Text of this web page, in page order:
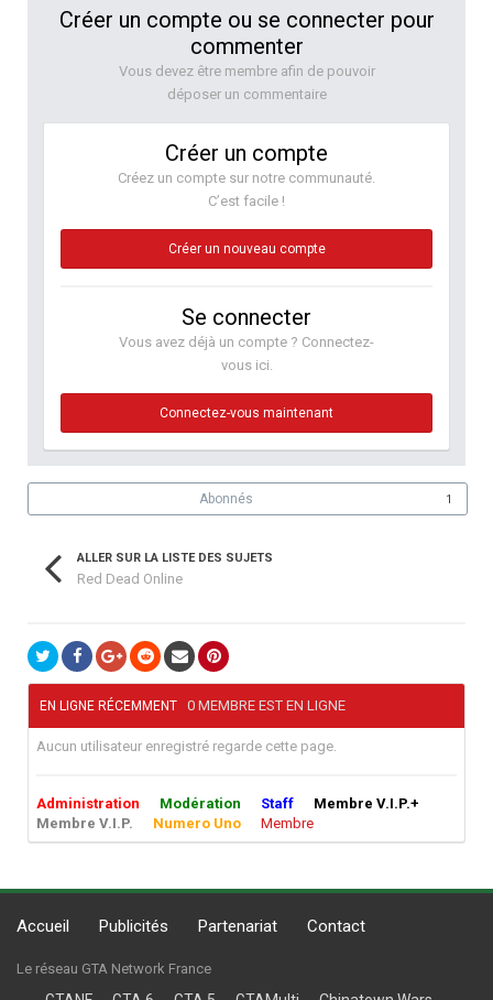
Créer un compte ou se connecter pour
commenter
Vous devez être membre afin de pouvoir
déposer un commentaire
Créer un compte
Créez un compte sur notre communauté.
C’est facile !
Créer un nouveau compte
Se connecter
Vous avez déjà un compte ? Connectez-
vous ici.
Connectez-vous maintenant
Abonnés 1
ALLER SUR LA LISTE DES SUJETS
Red Dead Online
EN LIGNE RÉCEMMENT 0 MEMBRE EST EN LIGNE
Aucun utilisateur enregistré regarde cette page.
Administration Modération Staff
Membre V.I.P.+
Membre V.I.P.
Numero Uno Membre
Accueil Publicités Partenariat Contact
Le réseau GTA Network France